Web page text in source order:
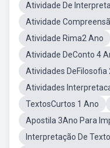
Atividade De
Atividade
Atividade Rima2 Ano
Atividade DeConto 4
Atividades DeFilosofia
Atividades
TextosCurtos 1 Ano
Apostila 3Ano Para
Interpretação De